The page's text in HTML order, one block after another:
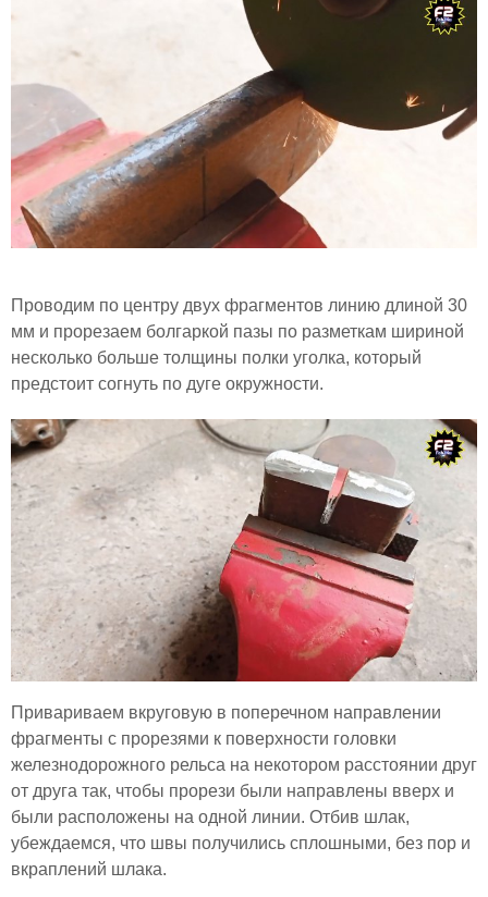
Проводим по центру двух фрагментов линию длиной 30
мм и прорезаем болгаркой пазы по разметкам шириной
несколько больше толщины полки уголка, который
предстоит согнуть по дуге окружности.
Привариваем вкруговую в поперечном направлении
фрагменты с прорезями к поверхности головки
железнодорожного рельса на некотором расстоянии друг
от друга так, чтобы прорези были направлены вверх и
были расположены на одной линии. Отбив шлак,
убеждаемся, что швы получились сплошными, без пор и
вкраплений шлака.